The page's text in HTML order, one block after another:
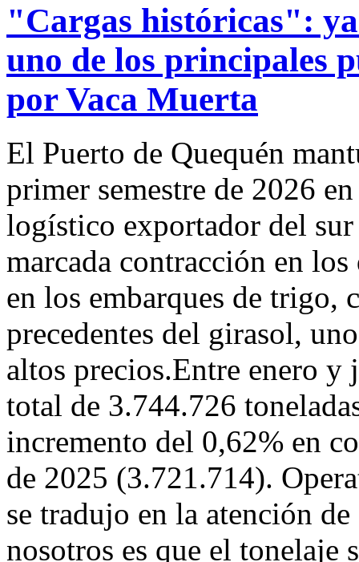
"Cargas históricas":
uno de los principales
por Vaca Muerta
El Puerto de Quequén
primer semestre de 2026
logístico exportador del sur
marcada contracción en
en los embarques de trigo,
precedentes del girasol,
altos precios.Entre enero
total de 3.744.726
incremento del 0,62% en
de 2025 (3.721.714).
se tradujo en la atención
nosotros es que el tonelaje